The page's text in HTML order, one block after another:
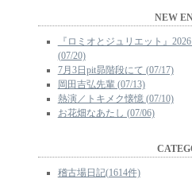
NEW
『ロミオとジュリエット』
(07/20)
7月3日pit昴階段にて (07/17)
岡田吉弘先輩 (07/13)
熱演／トキメク懐憶 (07/10)
お花畑なあたし (07/06)
稽古場日記(1614件)